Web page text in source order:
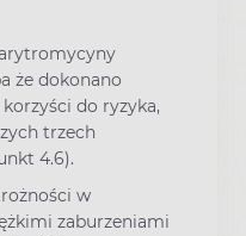
że dokonano
do ryzyka,
trzech
4.6).
w
zaburzeniami